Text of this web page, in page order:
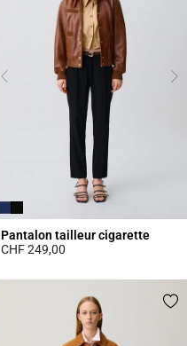
Pantalon tailleur cigarette
CHF 249,00